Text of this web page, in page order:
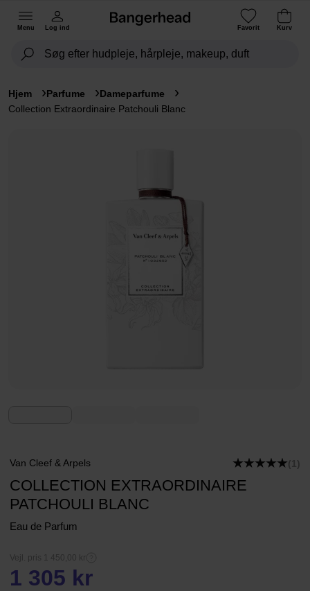
Menu Log ind Favorit Kurv
Hjem Parfume
Dameparfume
Collection Extraordinaire Patchouli Blanc
Van Cleef & Arpels (1)
COLLECTION EXTRAORDINAIRE
PATCHOULI BLANC
Eau de Parfum
Vejl. pris 1 450,00 kr
1 305 kr